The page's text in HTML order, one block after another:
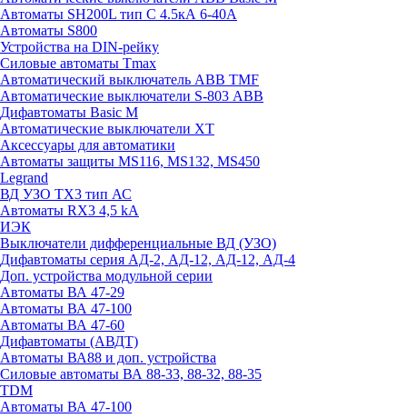
Автоматы SH200L тип С 4.5кА 6-40А
Автоматы S800
Устройства на DIN-рейку
Силовые автоматы Tmax
Автоматический выключатель ABB TMF
Автоматические выключатели S-803 АВВ
Дифавтоматы Basic M
Автоматические выключатели XT
Аксессуары для автоматики
Автоматы защиты MS116, MS132, MS450
Legrand
ВД УЗО TX3 тип АС
Автоматы RX3 4,5 kA
ИЭК
Выключатели дифференциальные ВД (УЗО)
Дифавтоматы серия АД-2, АД-12, АД-12, АД-4
Доп. устройства модульной серии
Автоматы ВА 47-29
Автоматы ВА 47-100
Автоматы ВА 47-60
Дифавтоматы (АВДТ)
Автоматы ВА88 и доп. устройства
Силовые автоматы ВА 88-33, 88-32, 88-35
TDM
Автоматы ВА 47-100